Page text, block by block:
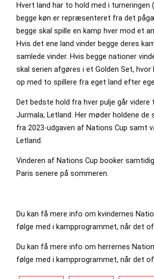
Hvert land har to hold med i turneringen
begge køn er repræsenteret fra det
begge skal spille en kamp hver mod et
Hvis det ene land vinder begge deres
samlede vinder. Hvis begge nationer
skal serien afgøres i et Golden Set, hvor
op med to spillere fra eget land efter
Det bedste hold fra hver pulje går videre
Jurmala, Letland. Her møder holdene de
fra 2023-udgaven af Nations Cup samt
Letland.
Vinderen af Nations Cup booker
Paris senere på sommeren.
Du kan få mere info om kvindernes
følge med i kampprogrammet, når det
Du kan få mere info om herrernes
følge med i kampprogrammet, når det